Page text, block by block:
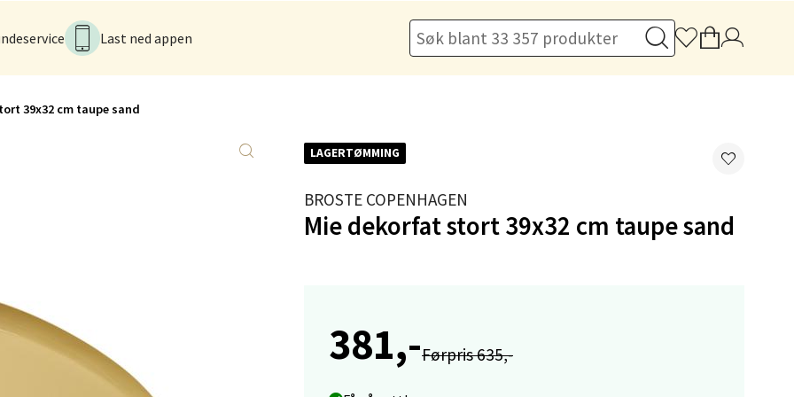
Last ned appen
39x32 cm taupe sand
LAGERTØMMING
BROSTE COPENHAGEN
Mie dekorfat stort 39x32 cm taupe sand
381,-Førpris 635,-
og Sandnes - Kvadrat
1, 4313 Sandnes
Velg
10-21